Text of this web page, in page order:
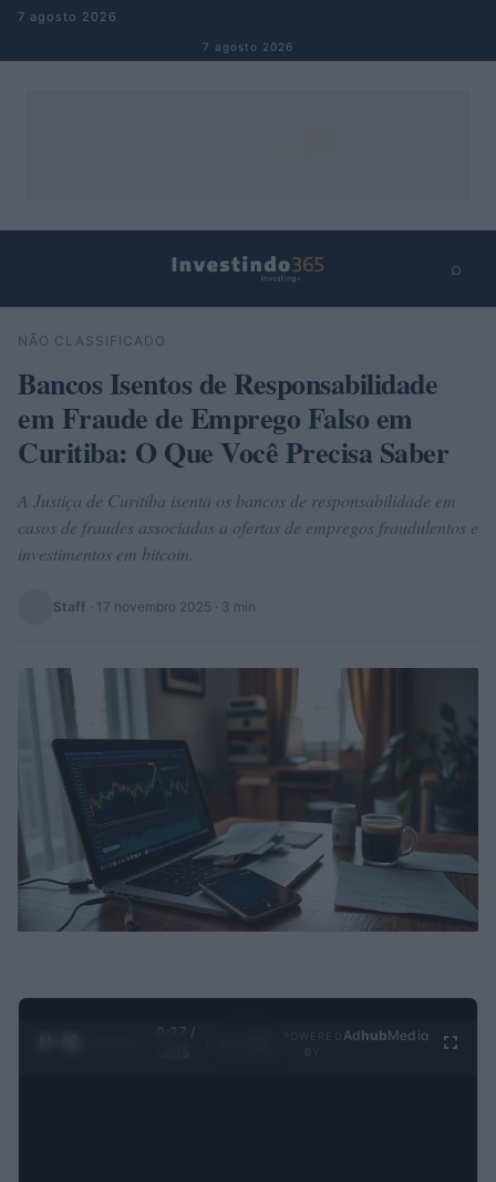
Pular para o conteúdo
7 agosto 2026
7 agosto 2026
⌕
Buscar
NÃO CLASSIFICADO
Bancos Isentos de Responsabilidade
em Fraude de Emprego Falso em
Curitiba: O Que Você Precisa Saber
A Justiça de Curitiba isenta os bancos de responsabilidade em
casos de fraudes associadas a ofertas de empregos fraudulentos e
investimentos em bitcoin.
Staff · 17 novembro 2025 · 3 min
0:28 /
Ad hubMedia